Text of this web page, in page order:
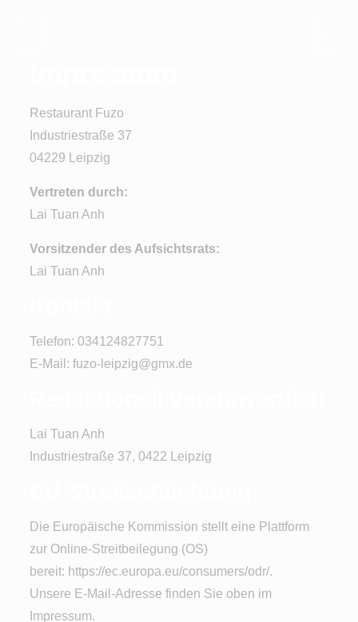
Restaurant Fuzo
Industriestraße 37
04229 Leipzig
Vertreten durch:
Lai Tuan Anh
Vorsitzender des Aufsichtsrats:
Lai Tuan Anh
Telefon: 034124827751
E-Mail: fuzo-leipzig@gmx.de
Lai Tuan Anh
Industriestraße 37, 0422 Leipzig
Die Europäische Kommission stellt eine Plattform
zur Online-Streitbeilegung (OS)
bereit: https://ec.europa.eu/consumers/odr/.
Unsere E-Mail-Adresse finden Sie oben im
Impressum.